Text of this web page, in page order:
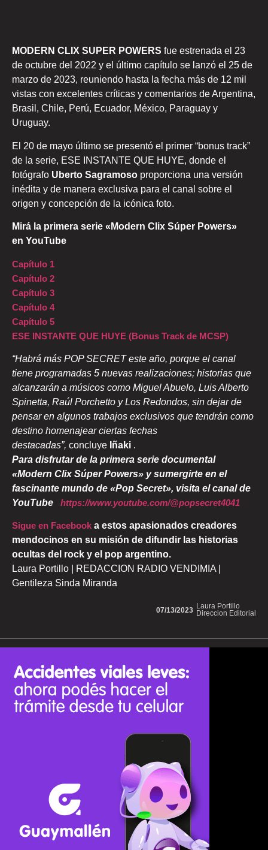
MODERN CLIX SUPER POWERS fue estrenada el 23
de octubre del 2022 y el último capítulo se lanzó el 25 de
marzo de 2023, reuniendo hasta la fecha más de 12 mil
vistas con excelentes críticas y comentarios de Argentina,
Brasil, Chile, Perú, Ecuador, México, Paraguay y
Uruguay.
El 20 de mayo último se presentó el primer “bonus track”
de la serie, ESE INSTANTE QUE HUYE, donde el
fotógrafo Uberto Sagramoso proporciona una versión
inédita y de manera exclusiva para el canal sobre el
origen y concepción de la icónica foto.
Mirá la primera serie «Modern Clix Súper Powers»
en YouTube
Capítulo 1
Capítulo 2
Capítulo 3
Capítulo 4
Capítulo 5
ESE INSTANTE QUE HUYE (Bonus Track de MCSP)
“Habrá más POP SECRET este año, porque el canal
tiene programadas 5 nuevas realizaciones; historias que
alcanzarán a músicos como Miguel Abuelo, Luis Alberto
Spinetta, Raúl Porchetto y Los Redondos, sin dejar de
pensar en algunos trabajos exclusivos que tendrán como
destino homenajear ciertas fechas
destacadas”, concluye Iñaki .
Para disfrutar de la primera serie documental
«Modern Clix Súper Powers» y sumergirte en el
fascinante mundo de «Pop Secret», visita el canal de
YouTube https://www.youtube.com/@popsecret4041
Sigue en Facebook a estos apasionados creadores
mendocinos en su misión de difundir las historias
ocultas del rock y el pop argentino.
Laura Portillo | REDACCION RADIO VENDIMIA |
Gentileza Sinda Miranda
Laura Portillo
Direccion Editorial
07/13/2023